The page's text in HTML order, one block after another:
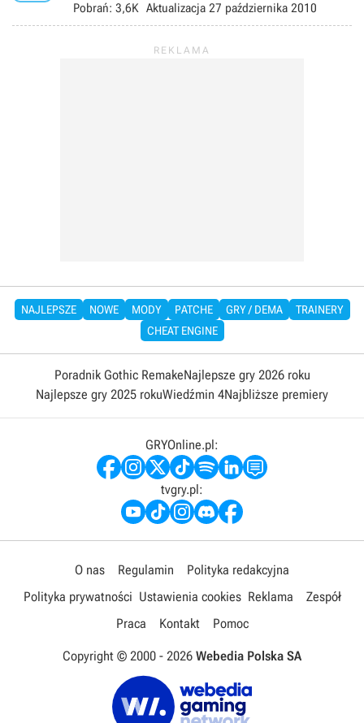
Pobrań: 3,6K Aktualizacja 27 października 2010
NAJLEPSZE NOWE MODY PATCHE GRY / DEMA
TRAINERY
CHEAT ENGINE
Poradnik Gothic RemakeNajlepsze gry 2026 roku
Najlepsze gry 2025 rokuWiedźmin 4Najbliższe premiery
GRYOnline.pl:
tvgry.pl:
O nas Regulamin
Polityka redakcyjna
Polityka prywatności Ustawienia cookies Reklama
Zespół
Praca
Kontakt Pomoc
Copyright © 2000 - 2026 Webedia Polska SA